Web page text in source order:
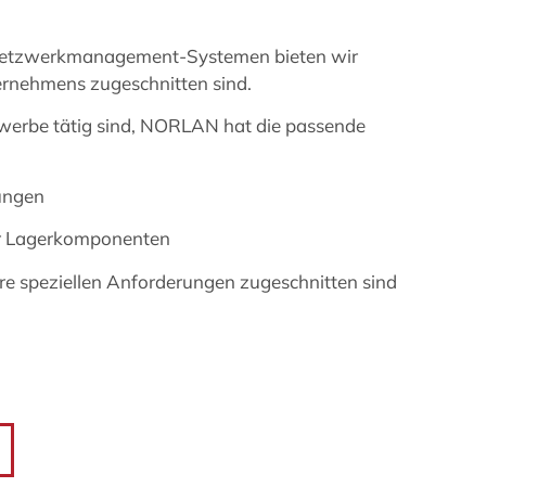
Systemen bieten wir
zugeschnitten sind.
tätig sind, NORLAN hat die passende
speziellen Anforderungen zugeschnitten sind